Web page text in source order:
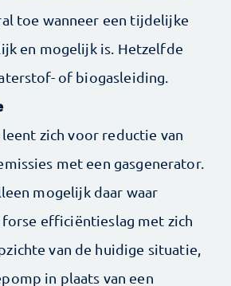
toe wanneer een tijdelijke
en mogelijk is. Hetzelfde
of biogasleiding.
zich voor reductie van
met een gasgenerator.
mogelijk daar waar
efficiëntieslag met zich
van de huidige situatie,
in plaats van een